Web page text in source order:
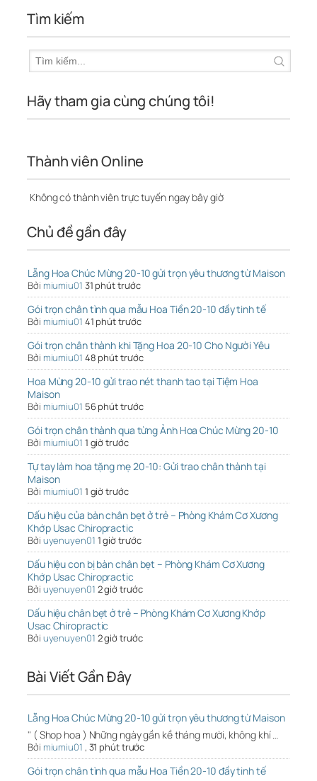
Tìm kiếm
Hãy tham gia cùng chúng tôi!
Thành viên Online
Không có thành viên trực tuyến ngay bây giờ
Chủ đề gần đây
Lẵng Hoa Chúc Mừng 20-10 gửi trọn yêu thương từ Maison
Bởi miumiu01 31 phút trước
Gói trọn chân tình qua mẫu Hoa Tiền 20-10 đầy tinh tế
Bởi miumiu01 41 phút trước
Gói trọn chân thành khi Tặng Hoa 20-10 Cho Người Yêu
Bởi miumiu01 48 phút trước
Hoa Mừng 20-10 gửi trao nét thanh tao tại Tiệm Hoa
Maison
Bởi miumiu01 56 phút trước
Gói trọn chân thành qua từng Ảnh Hoa Chúc Mừng 20-10
Bởi miumiu01 1 giờ trước
Tự tay làm hoa tặng mẹ 20-10: Gửi trao chân thành tại
Maison
Bởi miumiu01 1 giờ trước
Dấu hiệu của bàn chân bẹt ở trẻ – Phòng Khám Cơ Xương
Khớp Usac Chiropractic
Bởi uyenuyen01 1 giờ trước
Dấu hiệu con bị bàn chân bẹt – Phòng Khám Cơ Xương
Khớp Usac Chiropractic
Bởi uyenuyen01 2 giờ trước
Dấu hiệu chân bẹt ở trẻ – Phòng Khám Cơ Xương Khớp
Usac Chiropractic
Bởi uyenuyen01 2 giờ trước
Bài Viết Gần Đây
Lẵng Hoa Chúc Mừng 20-10 gửi trọn yêu thương từ Maison
" ( Shop hoa ) Những ngày gần kề tháng mười, không khí …
Bởi miumiu01 , 31 phút trước
Gói trọn chân tình qua mẫu Hoa Tiền 20-10 đầy tinh tế